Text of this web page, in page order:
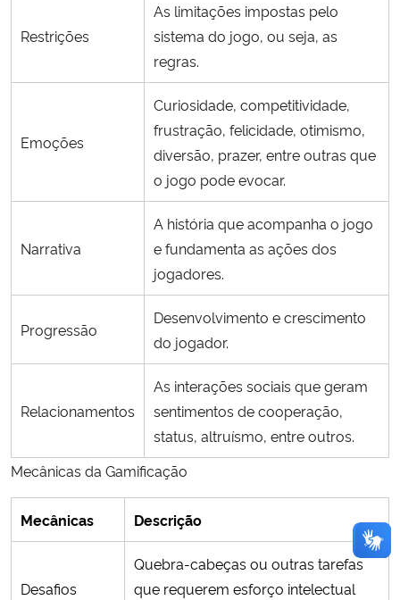
Restrições
As limitações impostas pelo
sistema do jogo, ou seja, as
regras.
Emoções
Curiosidade, competitividade,
frustração, felicidade, otimismo,
diversão, prazer, entre outras que
o jogo pode evocar.
Narrativa
A história que acompanha o jogo
e fundamenta as ações dos
jogadores.
Progressão
Desenvolvimento e crescimento
do jogador.
Relacionamentos
As interações sociais que geram
sentimentos de cooperação,
status, altruísmo, entre outros.
Mecânicas da Gamificação
Mecânicas Descrição
Desafios
Quebra-cabeças ou outras tarefas
que requerem esforço intelectual